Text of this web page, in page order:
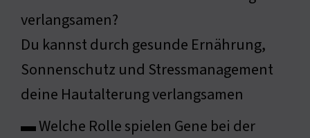
verlangsamen?
Du kannst durch gesunde Ernährung,
Sonnenschutz und Stressmanagement
deine Hautalterung verlangsamen
▬ Welche Rolle spielen Gene bei der